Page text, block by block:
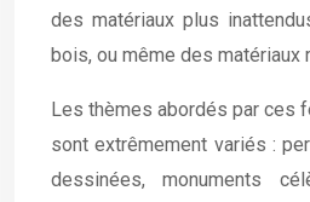
des matériaux plus
bois, ou même des matériaux
Les thèmes abordés par ces
sont extrêmement variés :
dessinées, monuments